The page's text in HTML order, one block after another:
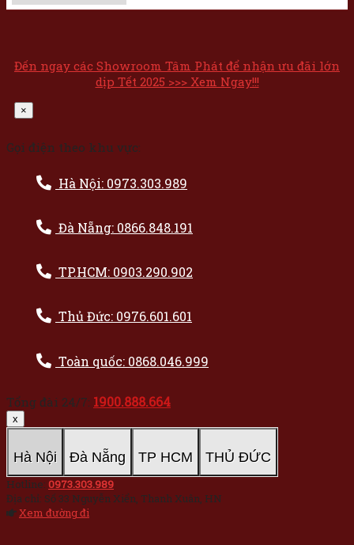
Đến ngay các Showroom Tâm Phát để nhận ưu đãi lớn
dịp Tết 2025 >>> Xem Ngay!!!
×
Gọi điện theo khu vực:
Hà Nội: 0973.303.989
Đà Nẵng: 0866.848.191
TP.HCM: 0903.290.902
Thủ Đức: 0976.601.601
Toàn quốc: 0868.046.999
Tổng đài 24/7: 1900.888.664
x
Hà Nội Đà Nẵng TP HCM THỦ ĐỨC
Hotline: 0973.303.989
Địa chỉ: Số 33 Nguyễn Xiển, Thanh Xuân, HN
Xem đường đi